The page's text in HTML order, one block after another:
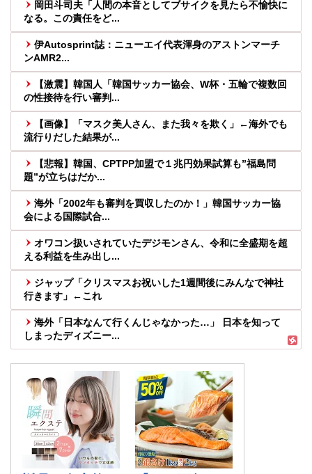
岡田斗司夫「人間の本音としてブサイクを見たら不愉快に
なる。この責任をど...
伊Autosprint誌：ニューエイ代表渾身のアストンマーチ
ンAMR2...
【激震】韓国人「韓国サッカー協会、W杯・五輪で複数回
の性接待を行い審判...
【画像】「マスク美人さん、また我々を欺く」←海外でも
流行りだした結果が...
【悲報】韓国、CPTPP加盟で１兆円効果試算も”福島問
題”が立ちはだか...
海外「2002年も審判を買収したのか！」韓国サッカー協
会による国際試合...
オワコン扱いされていたデジモンさん、令和に全盛期を超
える利益を生み出し...
ジャップ「クリスマスお祝いした1週間後にみんなで神社
行きます」←これ
海外「日本なんて行くんじゃなかった…」 日本を知って
しまったディズニー...